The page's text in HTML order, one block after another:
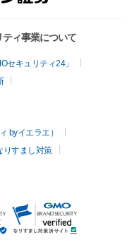
ィ事業について
セキュリティ24」
byイエラエ）
りすまし対策